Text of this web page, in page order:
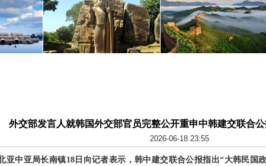
外交部发言人就韩国外交部官员完整公开重申中韩建交联合
2026-06-18 23:55
亚中亚局长南镇18日向记者表示，韩中建交联合公报指出“大韩民国